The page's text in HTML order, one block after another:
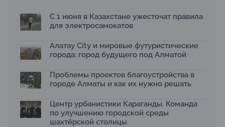
С 1 июня в Казахстане ужесточат правила
для электросамокатов
Алатау City и мировые футуристические
города: город будущего под Алматой
Проблемы проектов благоустройства в
городе Алматы и как их нужно решать
Центр урбанистики Караганды. Команда
по улучшению городской среды
шахтёрской столицы